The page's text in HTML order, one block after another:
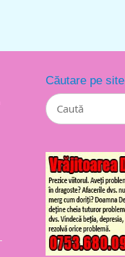
Căutare pe site